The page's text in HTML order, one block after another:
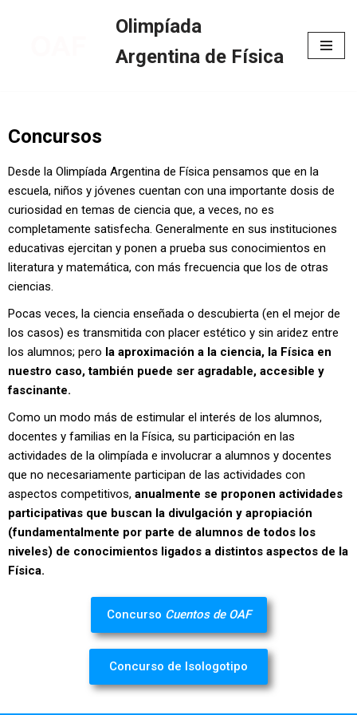
Olimpíada
Argentina de Física
Concursos
Desde la Olimpíada Argentina de Física pensamos que en la
escuela, niños y jóvenes cuentan con una importante dosis de
curiosidad en temas de ciencia que, a veces, no es
completamente satisfecha. Generalmente en sus instituciones
educativas ejercitan y ponen a prueba sus conocimientos en
literatura y matemática, con más frecuencia que los de otras
ciencias.
Pocas veces, la ciencia enseñada o descubierta (en el mejor de
los casos) es transmitida con placer estético y sin aridez entre
los alumnos; pero la aproximación a la ciencia, la Física en
nuestro caso, también puede ser agradable, accesible y
fascinante.
Como un modo más de estimular el interés de los alumnos,
docentes y familias en la Física, su participación en las
actividades de la olimpíada e involucrar a alumnos y docentes
que no necesariamente participan de las actividades con
aspectos competitivos, anualmente se proponen actividades
participativas que buscan la divulgación y apropiación
(fundamentalmente por parte de alumnos de todos los
niveles) de conocimientos ligados a distintos aspectos de la
Física.
Concurso Cuentos de OAF
Concurso de Isologotipo